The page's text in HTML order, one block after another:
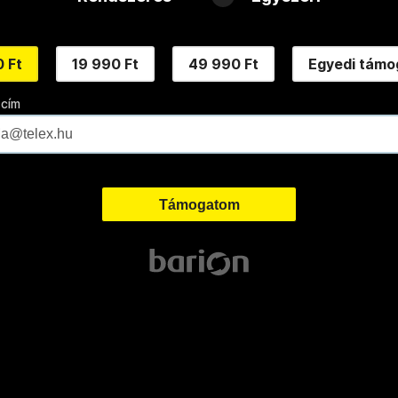
Ft 19 990 Ft 49 990 Ft Egyedi